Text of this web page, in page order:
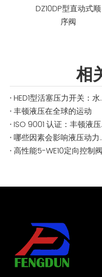
DZ10DP型直动式顺
序阀
相
HED1型活
丰顿液压在全球的运动
ISO
哪些因素会影
高性能5-WE10定向控制阀